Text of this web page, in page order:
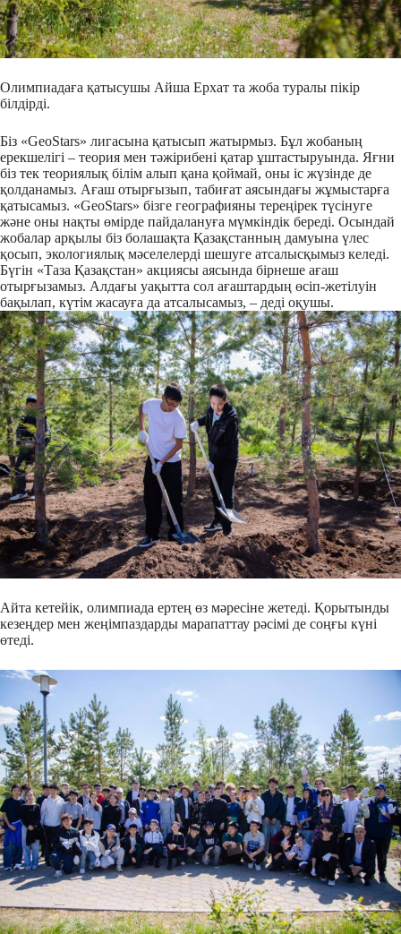
Олимпиадаға қатысушы Айша Ерхат та жоба туралы пікір
білдірді.
Біз «GeoStars» лигасына қатысып жатырмыз. Бұл жобаның
ерекшелігі – теория мен тәжірибені қатар ұштастыруында. Яғни
біз тек теориялық білім алып қана қоймай, оны іс жүзінде де
қолданамыз. Ағаш отырғызып, табиғат аясындағы жұмыстарға
қатысамыз. «GeoStars» бізге географияны тереңірек түсінуге
және оны нақты өмірде пайдалануға мүмкіндік береді. Осындай
жобалар арқылы біз болашақта Қазақстанның дамуына үлес
қосып, экологиялық мәселелерді шешуге атсалысқымыз келеді.
Бүгін «Таза Қазақстан» акциясы аясында бірнеше ағаш
отырғызамыз. Алдағы уақытта сол ағаштардың өсіп-жетілуін
бақылап, күтім жасауға да атсалысамыз, – деді оқушы.
Айта кетейік, олимпиада ертең өз мәресіне жетеді. Қорытынды
кезеңдер мен жеңімпаздарды марапаттау рәсімі де соңғы күні
өтеді.